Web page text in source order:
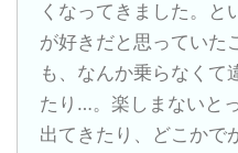
くなってきました。と
が好きだと思っていた
も、なんか乗らなくて
たり…。楽しまないと
出てきたり、どこかで